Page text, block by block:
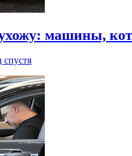
машины,
спустя